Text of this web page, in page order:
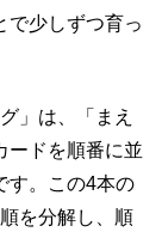
で少しずつ育っ
」は、「まえ
ードを順番に並
す。この4本の
を分解し、順